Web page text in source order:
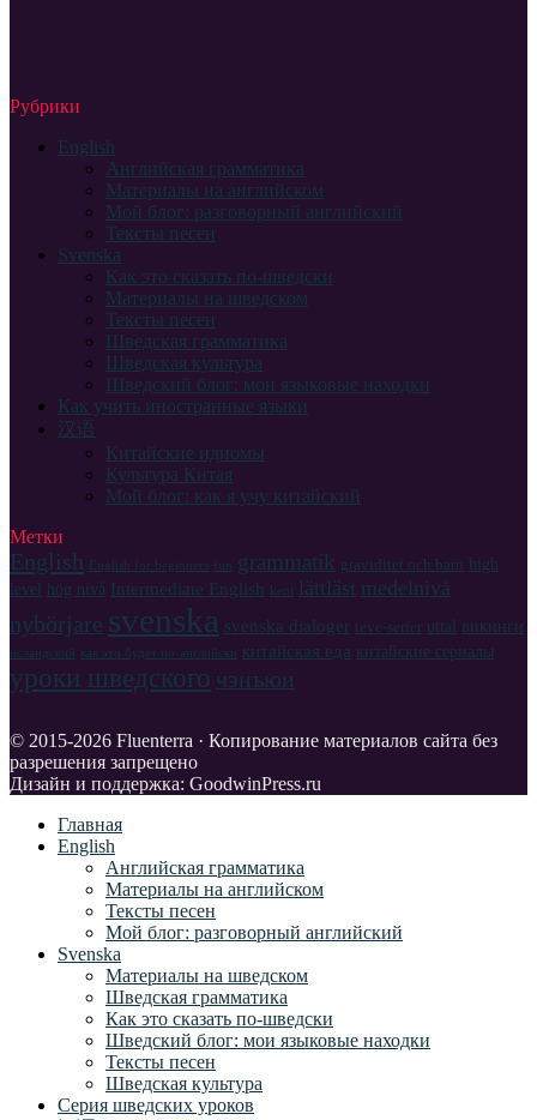
Рубрики
English
Английская грамматика
Материалы на английском
Мой блог: разговорный английский
Тексты песен
Svenska
Как это сказать по-шведски
Материалы на шведском
Тексты песен
Шведская грамматика
Шведская культура
Шведский блог: мои языковые находки
Как учить иностранные языки
汉语
Китайские идиомы
Культура Китая
Мой блог: как я учу китайский
Метки
English English for beginners fun grammatik graviditet och barn high
level hög nivå Intermediate English kent lättläst medelnivå
nybörjare svenska svenska dialoger teve-serier uttal викинги
исландский как это будет по-английски китайская еда китайские сериалы
уроки шведского чэнъюи
© 2015-2026 Fluenterra · Копирование материалов сайта без
разрешения запрещено
Дизайн и поддержка: GoodwinPress.ru
Главная
English
Английская грамматика
Материалы на английском
Тексты песен
Мой блог: разговорный английский
Svenska
Материалы на шведском
Шведская грамматика
Как это сказать по-шведски
Шведский блог: мои языковые находки
Тексты песен
Шведская культура
Серия шведских уроков